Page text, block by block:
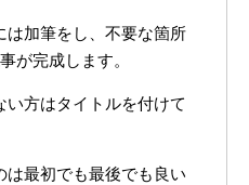
は加筆をし、不要な箇所
が完成します。
い方はタイトルを付けて
最初でも最後でも良い